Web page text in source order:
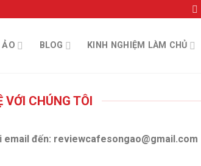
ẢO BLOG KINH NGHIỆM LÀM CHỦ
VỚI CHÚNG TÔI
email đến: reviewcafesongao@gmail.com